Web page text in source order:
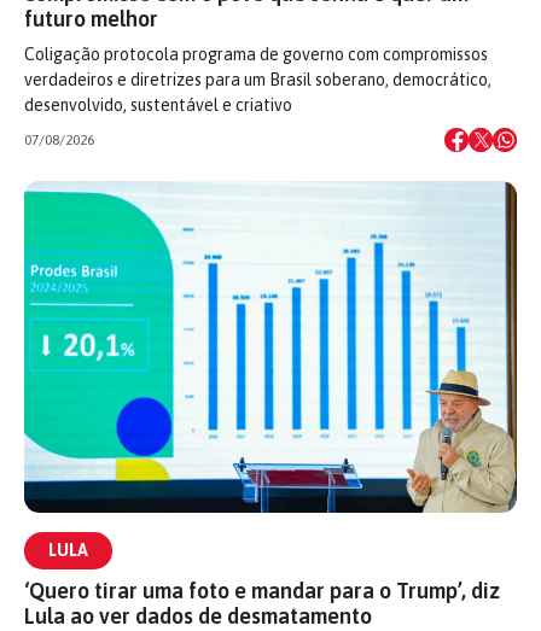
futuro melhor
Coligação protocola programa de governo com compromissos
verdadeiros e diretrizes para um Brasil soberano, democrático,
desenvolvido, sustentável e criativo
07/08/2026
LULA
‘Quero tirar uma foto e mandar para o Trump’, diz
Lula ao ver dados de desmatamento